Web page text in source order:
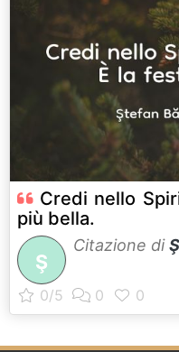
Credi nello
più bella.
Ş
Citazione di